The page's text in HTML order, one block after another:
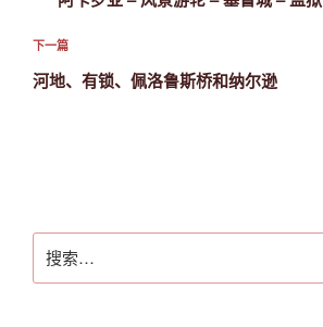
航
文
章
下
一
下一篇
河地、有锁、佩洛鲁斯桥和纳尔逊
索：